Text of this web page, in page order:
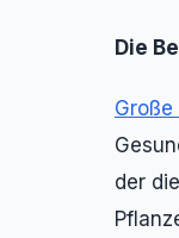
Die
der